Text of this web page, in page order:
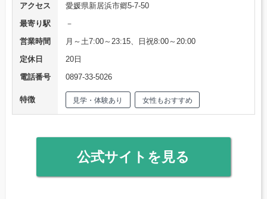
アクセス
愛媛県新居浜市郷5-7-50
最寄り駅
－
営業時間
月～土7:00～23:15、日祝8:00～20:00
定休日
20日
電話番号
0897-33-5026
特徴 見学・体験あり 女性もおすすめ
公式サイトを見る